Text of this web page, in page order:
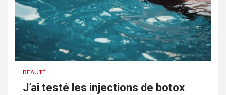
BEAUTÉ
J’ai testé les injections de botox